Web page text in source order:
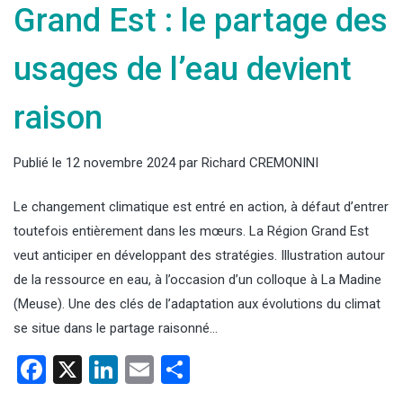
Grand Est : le partage des
usages de l’eau devient
raison
Publié le 12 novembre 2024par Richard CREMONINI
Le changement climatique est entré en action, à défaut d’entrer
toutefois entièrement dans les mœurs. La Région Grand Est
veut anticiper en développant des stratégies. Illustration autour
de la ressource en eau, à l’occasion d’un colloque à La Madine
(Meuse). Une des clés de l’adaptation aux évolutions du climat
se situe dans le partage raisonné…
Facebook
X LinkedIn
Email